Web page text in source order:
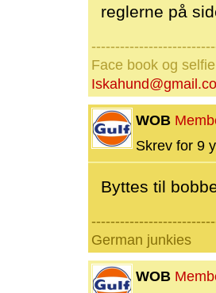
reglerne på
Face book og
WOB
Skrev for 9
Byttes til
German junkies
WOB